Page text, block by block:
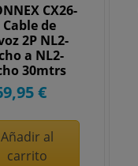
CX26-
Cable de
2P NL2-
a NL2-
30mtrs
€
Añadir al
carrito